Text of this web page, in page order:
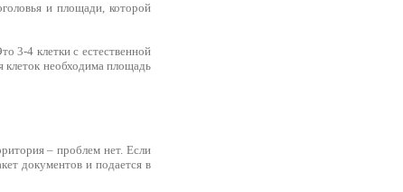
и площади, которой
3-4 клетки с естественной
клеток необходима площадь
– проблем нет. Если
документов и подается в